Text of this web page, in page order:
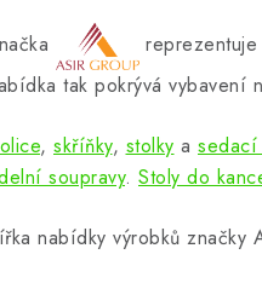
tak pokrývá vybavení
, skříňky, stolky a sedací
soupravy. Stoly do
nabídky výrobků značky